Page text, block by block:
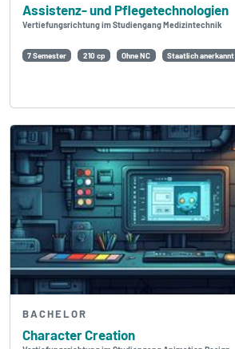
Assistenz- und Pflegetechnologien
Vertiefungsrichtung im Studiengang Medizintechnik
7 Semester 210 cp Ohne NC Staatlich anerkannt
Character Creation
BACHELOR